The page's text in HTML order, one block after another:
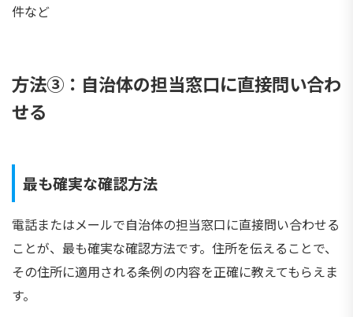
件など
方法③：自治体の担当窓口に直接問い合わ
せる
最も確実な確認方法
電話またはメールで自治体の担当窓口に直接問い合わせる
ことが、最も確実な確認方法です。住所を伝えることで、
その住所に適用される条例の内容を正確に教えてもらえま
す。